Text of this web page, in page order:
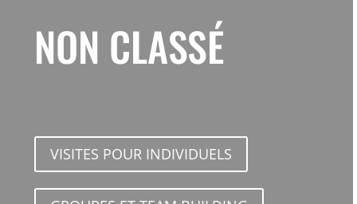
NON CLASSÉ
VISITES POUR INDIVIDUELS